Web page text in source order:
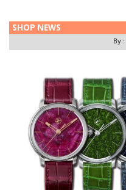
SHOP NEWS
By :